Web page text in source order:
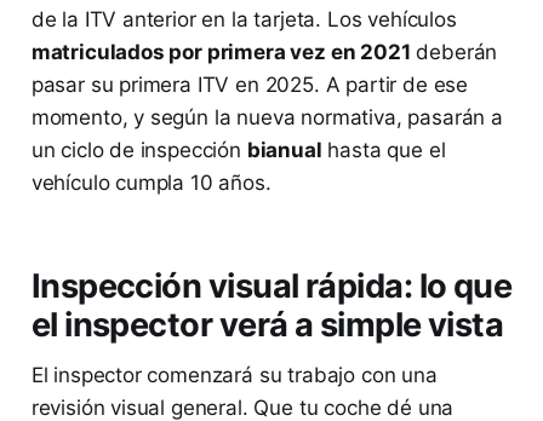
de la ITV anterior en la tarjeta. Los vehículos
matriculados por primera vez en 2021 deberán
pasar su primera ITV en 2025. A partir de ese
momento, y según la nueva normativa, pasarán a
un ciclo de inspección bianual hasta que el
vehículo cumpla 10 años.
Inspección visual rápida: lo que
el inspector verá a simple vista
El inspector comenzará su trabajo con una
revisión visual general. Que tu coche dé una